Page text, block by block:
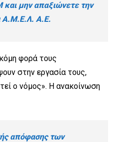
μην απαξιώνετε την
Α.Μ.Ε.Λ. Α.Ε.
φορά τους
στην εργασία τους,
ο νόμος». Η ανακοίνωση
απόφασης των